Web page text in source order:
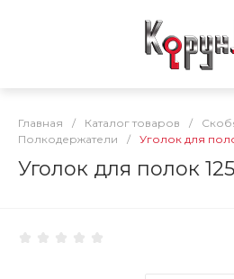
Главная / Каталог товаров /
Полкодержатели
/ Уголок для
Уголок для полок